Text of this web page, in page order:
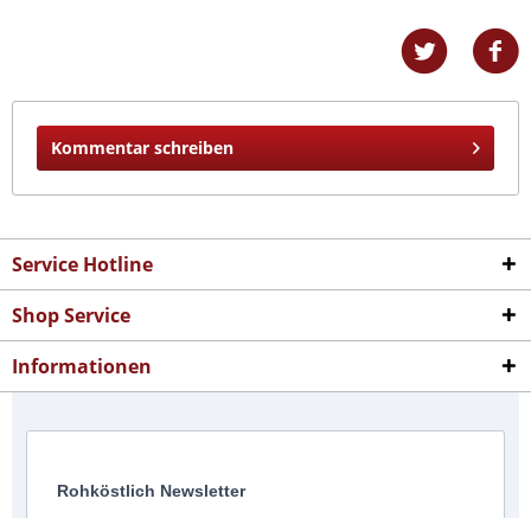
Kommentar schreiben
Service Hotline
Shop Service
Informationen
Rohköstlich Newsletter